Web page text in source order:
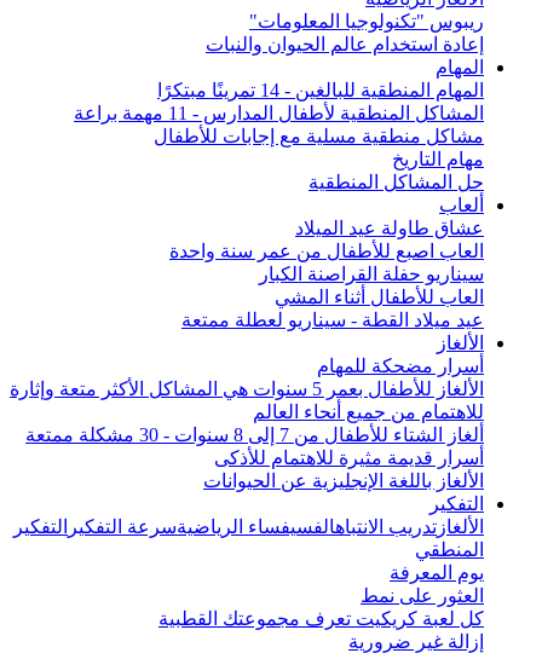
ريبوس "تكنولوجيا المعلومات"
إعادة استخدام عالم الحيوان والنبات
المهام
المهام المنطقية للبالغين - 14 تمرينًا مبتكرًا
المشاكل المنطقية لأطفال المدارس - 11 مهمة براعة
مشاكل منطقية مسلية مع إجابات للأطفال
مهام التاريخ
حل المشاكل المنطقية
ألعاب
عشاق طاولة عيد الميلاد
العاب اصبع للأطفال من عمر سنة واحدة
سيناريو حفلة القراصنة الكبار
العاب للأطفال أثناء المشي
عيد ميلاد القطة - سيناريو لعطلة ممتعة
الألغاز
أسرار مضحكة للمهام
الألغاز للأطفال بعمر 5 سنوات هي المشاكل الأكثر متعة وإثارة
للاهتمام من جميع أنحاء العالم
ألغاز الشتاء للأطفال من 7 إلى 8 سنوات - 30 مشكلة ممتعة
أسرار قديمة مثيرة للاهتمام للأذكى
الألغاز باللغة الإنجليزية عن الحيوانات
التفكير
الألغاز تدريب الانتباهالفسيفساء الرياضيةسرعة التفكير التفكير
المنطقي
يوم المعرفة
العثور على نمط
كل لعبة كريكيت تعرف مجموعتك القطبية
إزالة غير ضرورية